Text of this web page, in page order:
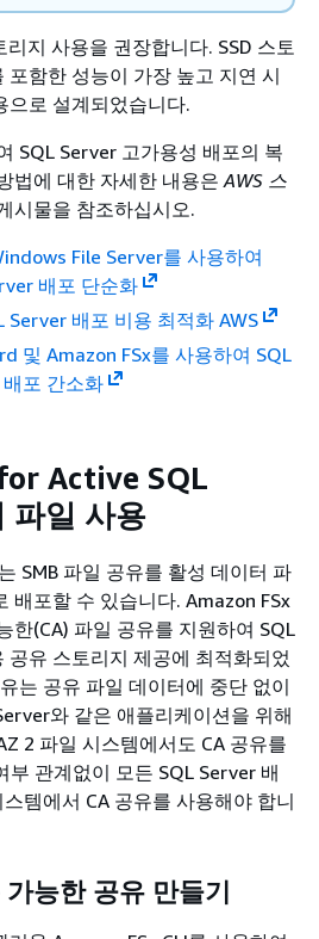
리지 사용을 권장합니다. SSD 스토
포함한 성능이 가장 높고 지연 시
으로 설계되었습니다.
SQL Server 고가용성 배포의 복
법에 대한 자세한 내용은AWS 스
시물을 참조하십시오.
File Server를 사용하여
배포 단순화
Server 배포 비용 최적화 AWS
및 Amazon FSx를 사용하여 SQL
포 간소화
Active SQL
파일 사용
SMB 파일 공유를 활성 데이터 파
배포할 수 있습니다. Amazon FSx
한(CA) 파일 공유를 지원하여 SQL
공유 스토리지 제공에 최적화되었
는 공유 파일 데이터에 중단 없이
와 같은 애플리케이션을 위해
2 파일 시스템에서도 CA 공유를
부 관계없이 모든 SQL Server 배
템에서 CA 공유를 사용해야 합니
능한 공유 만들기